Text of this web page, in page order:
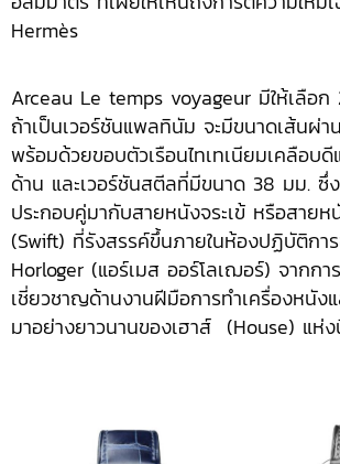
Hermès
Arceau Le temps voyageur มีให้เลือก
ถ้าเป็นเวอร์ชันแพลทินัม จะมีขนาดเส้นผ่
พร้อมด้วยขอบตัวเรือนไทเทเนียมเคลือบ
ด้าน และเวอร์ชันสตีลที่มีขนาด 38 มม. ซึ่
ประกอบคู่มากับสายหนังจระเข้ หรือสาย
(Swift) ที่รังสรรค์ขึ้นภายในห้องปฏิบัติกา
Horloger (แอร์เมส ออร์โลเฌอร์) จากกา
เชี่ยวชาญด้านงานฝีมือการทำเครื่องหนัง
มาอย่างยาวนานของเฮาส์ (House) แห่